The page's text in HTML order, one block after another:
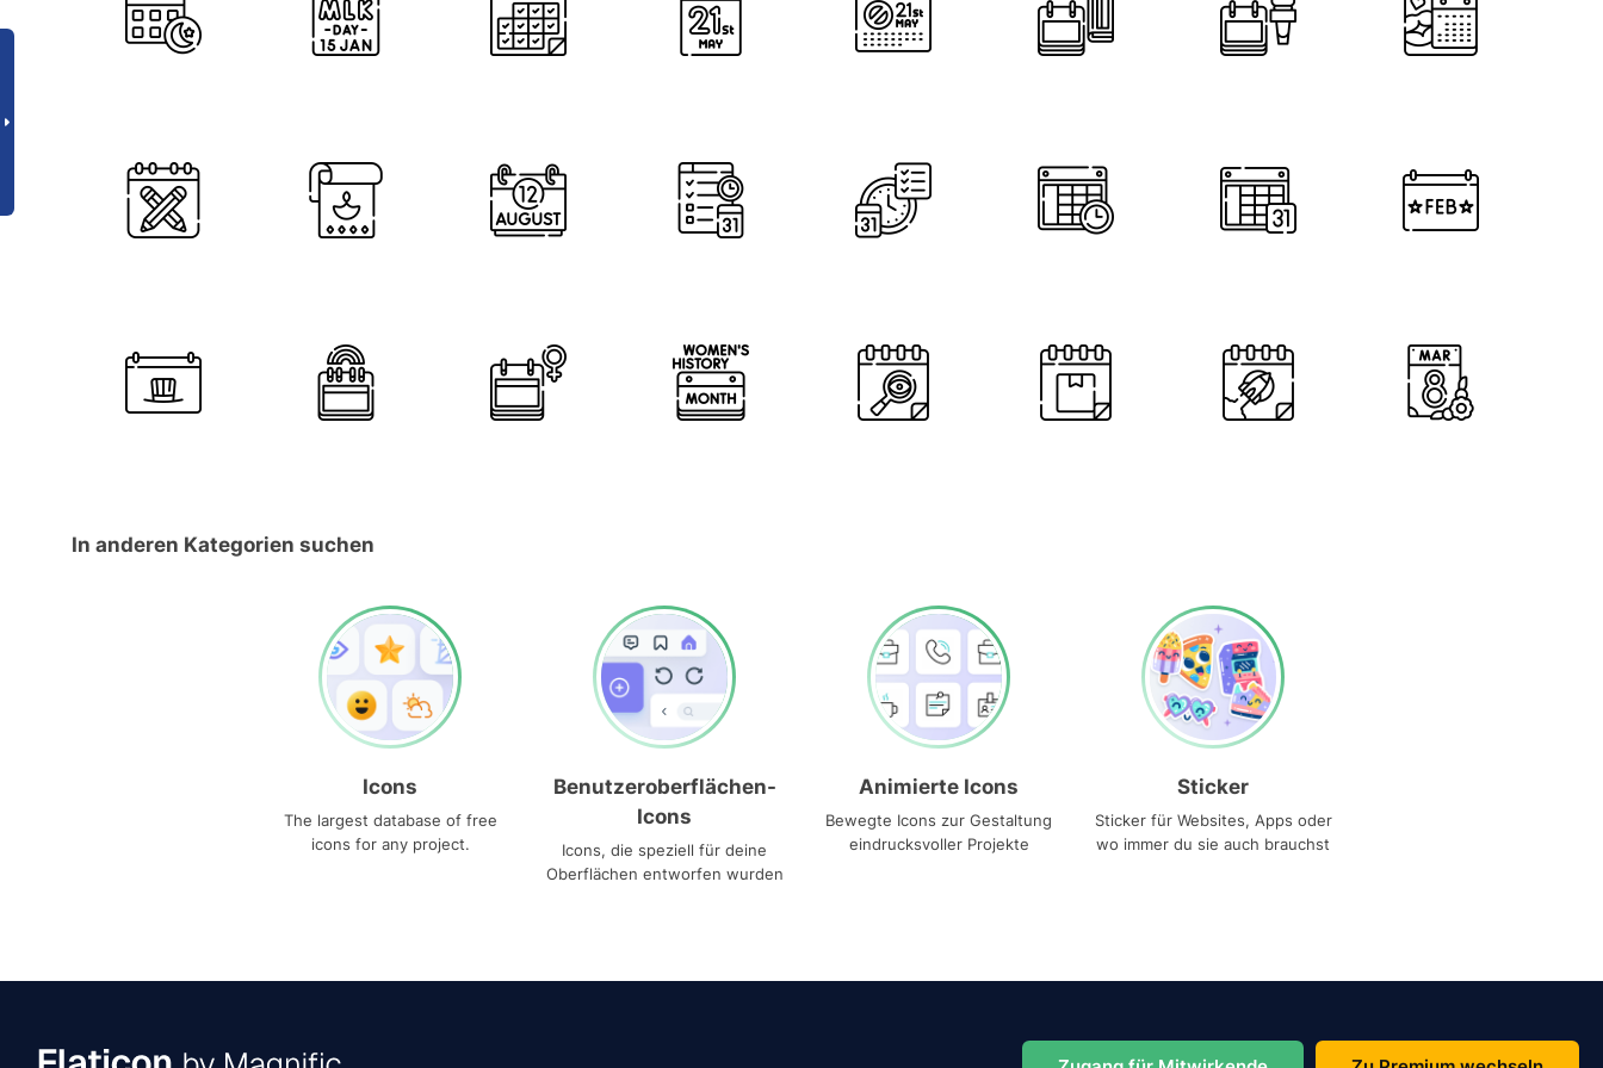
In anderen Kategorien suchen
Icons
The largest database of free
icons for any project.
Benutzeroberflächen-
Icons
Icons, die speziell für deine
Oberflächen entworfen wurden
Animierte Icons
Bewegte Icons zur Gestaltung
eindrucksvoller Projekte
Sticker
Sticker für Websites, Apps oder
wo immer du sie auch brauchst